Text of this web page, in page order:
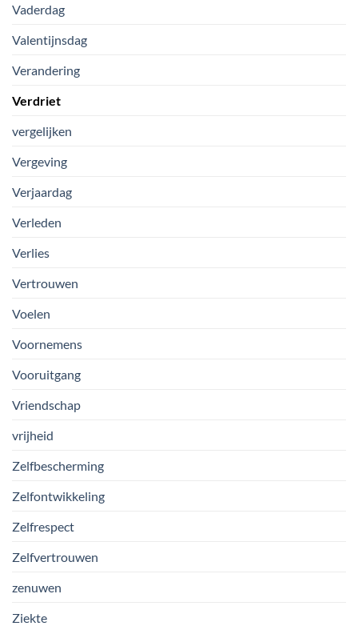
Vaderdag
Valentijnsdag
Verandering
Verdriet
vergelijken
Vergeving
Verjaardag
Verleden
Verlies
Vertrouwen
Voelen
Voornemens
Vooruitgang
Vriendschap
vrijheid
Zelfbescherming
Zelfontwikkeling
Zelfrespect
Zelfvertrouwen
zenuwen
Ziekte